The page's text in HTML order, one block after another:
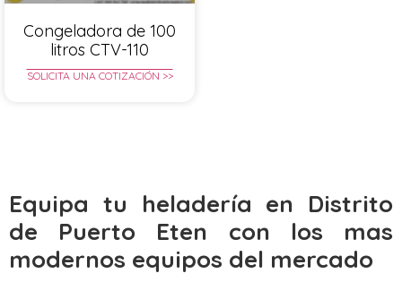
Congeladora de 100
litros CTV-110
SOLICITA UNA COTIZACIÓN >>
Equipa tu heladería en Distrito
de Puerto Eten con los mas
modernos equipos del mercado